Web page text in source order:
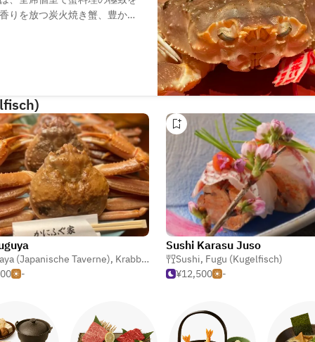
りを放つ炭火焼き蟹、豊かな
& Krustentiere
(Japanische Taverne), Krabbe & Krustentiere ,Fugu (Kugelfisch)
-
Sushi Karasu Juso
Sushi, Fugu (Kugelfisch)
¥12,500
-